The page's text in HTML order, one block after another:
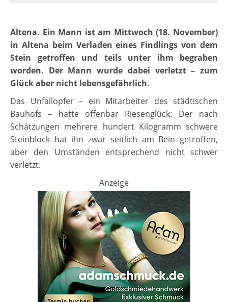
Altena. Ein Mann ist am Mittwoch (18. November)
in Altena beim Verladen eines Findlings von dem
Stein getroffen und teils unter ihm begraben
worden. Der Mann wurde dabei verletzt – zum
Glück aber nicht lebensgefährlich.
Das Unfallopfer – ein Mitarbeiter des städtischen
Bauhofs – hatte offenbar Riesenglück: Der nach
Schätzungen mehrere hundert Kilogramm schwere
Steinblock hat ihn zwar seitlich am Bein getroffen,
aber den Umständen entsprechend nicht schwer
verletzt.
Anzeige